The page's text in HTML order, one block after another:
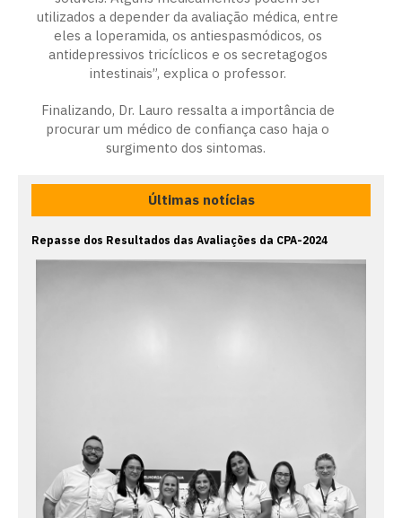
utilizados a depender da avaliação médica, entre
eles a loperamida, os antiespasmódicos, os
antidepressivos tricíclicos e os secretagogos
intestinais”, explica o professor.
Finalizando, Dr. Lauro ressalta a importância de
procurar um médico de confiança caso haja o
surgimento dos sintomas.
Últimas notícias
Repasse dos Resultados das Avaliações da CPA-2024